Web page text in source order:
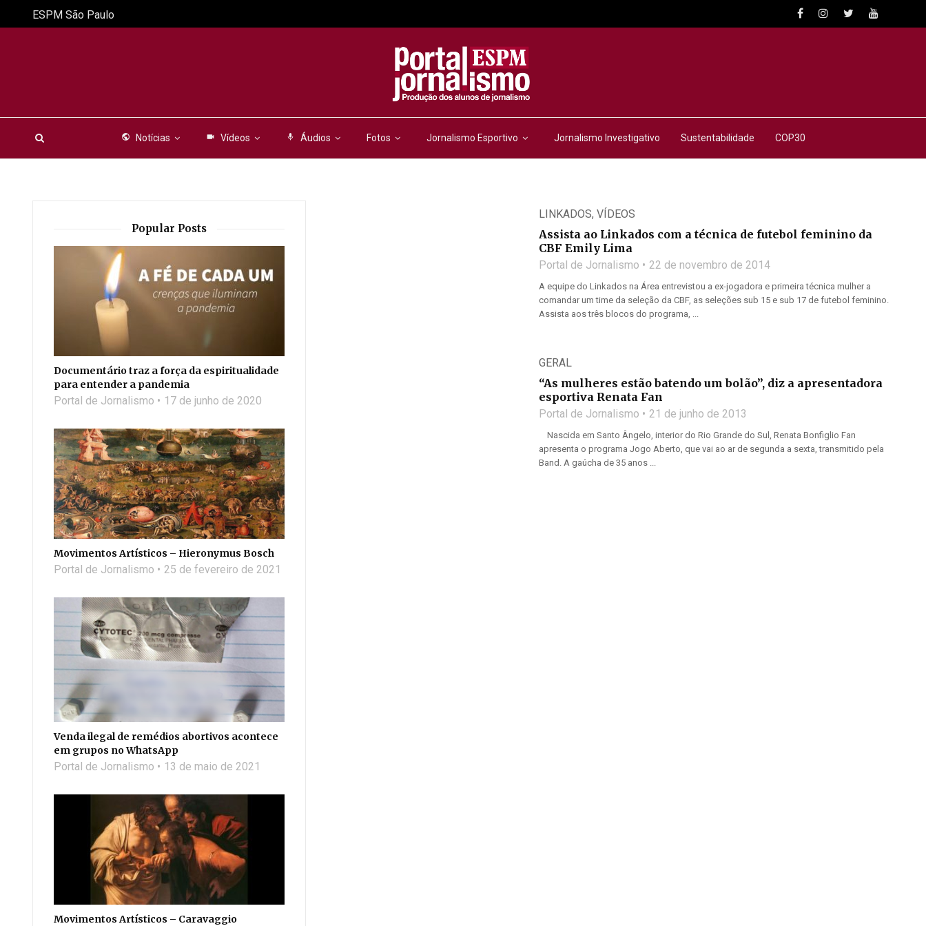
public Notícias videocam Vídeos mic Áudios Fotos Jornalismo Esportivo Jornalismo Investigativo Sustentabilidade COP30
ESPM São Paulo
LINKADOS, VÍDEOS
Assista ao Linkados com a técnica de futebol feminino da
CBF Emily Lima
Portal de Jornalismo 22 de novembro de 2014
A equipe do Linkados na Área entrevistou a ex-jogadora e primeira técnica mulher a
comandar um time da seleção da CBF, as seleções sub 15 e sub 17 de futebol feminino.
Assista aos três blocos do programa, ...
GERAL
“As mulheres estão batendo um bolão”, diz a apresentadora
esportiva Renata Fan
Portal de Jornalismo 21 de junho de 2013
Nascida em Santo Ângelo, interior do Rio Grande do Sul, Renata Bonfiglio Fan
apresenta o programa Jogo Aberto, que vai ao ar de segunda a sexta, transmitido pela
Band. A gaúcha de 35 anos ...
Popular Posts
Documentário traz a força da espiritualidade
para entender a pandemia
Portal de Jornalismo 17 de junho de 2020
Movimentos Artísticos – Hieronymus Bosch
Portal de Jornalismo 25 de fevereiro de 2021
Venda ilegal de remédios abortivos acontece
em grupos no WhatsApp
Portal de Jornalismo 13 de maio de 2021
Movimentos Artísticos – Caravaggio